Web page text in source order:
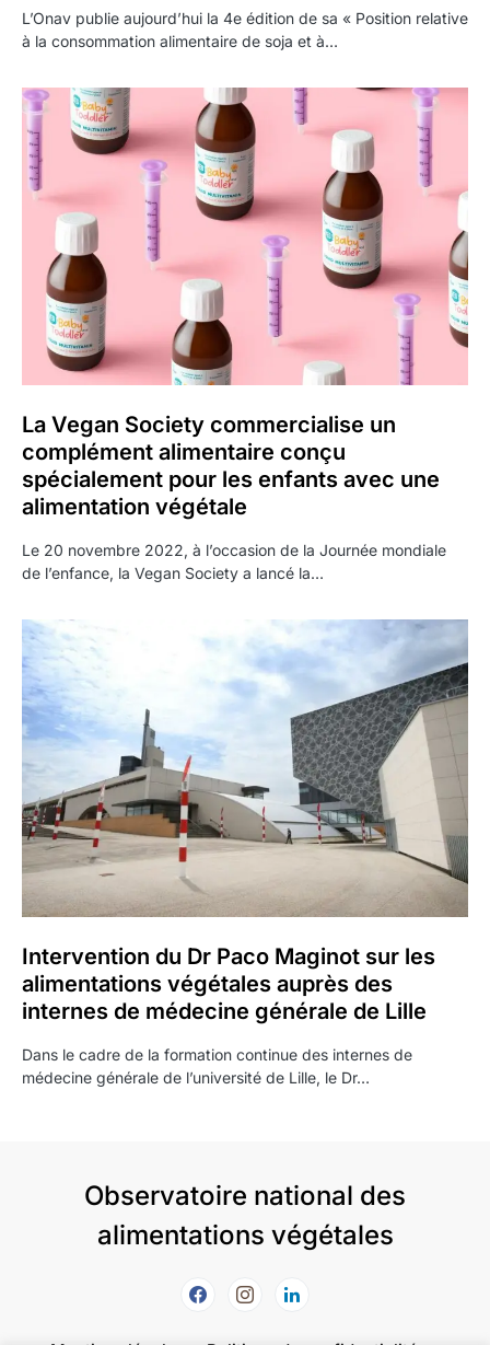
L’Onav publie aujourd’hui la 4e édition de sa « Position relative
à la consommation alimentaire de soja et à…
La Vegan Society commercialise un
complément alimentaire conçu
spécialement pour les enfants avec une
alimentation végétale
Le 20 novembre 2022, à l’occasion de la Journée mondiale
de l’enfance, la Vegan Society a lancé la…
Intervention du Dr Paco Maginot sur les
alimentations végétales auprès des
internes de médecine générale de Lille
Dans le cadre de la formation continue des internes de
médecine générale de l’université de Lille, le Dr…
Observatoire national des
alimentations végétales